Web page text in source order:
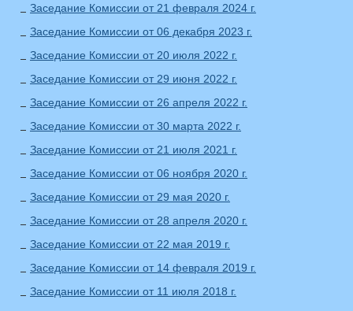
Заседание Комиссии от 21 февраля 2024 г.
Заседание Комиссии от 06 декабря 2023 г.
Заседание Комиссии от 20 июля 2022 г.
Заседание Комиссии от 29 июня 2022 г.
Заседание Комиссии от 26 апреля 2022 г.
Заседание Комиссии от 30 марта 2022 г.
Заседание Комиссии от 21 июля 2021 г.
Заседание Комиссии от 06 ноября 2020 г.
Заседание Комиссии от 29 мая 2020 г.
Заседание Комиссии от 28 апреля 2020 г.
Заседание Комиссии от 22 мая 2019 г.
Заседание Комиссии от 14 февраля 2019 г.
Заседание Комиссии от 11 июля 2018 г.